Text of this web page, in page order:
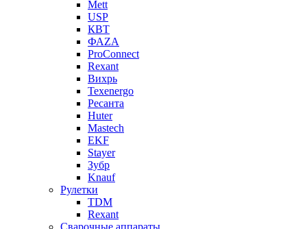
Mett
USP
КВТ
ФАZА
ProConnect
Rexant
Вихрь
Texenergo
Ресанта
Huter
Mastech
EKF
Stayer
Зубр
Knauf
Рулетки
TDM
Rexant
Сварочные аппараты